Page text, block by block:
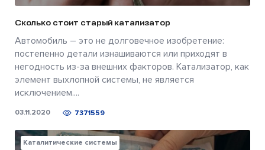
Сколько стоит старый катализатор
Автомобиль – это не долговечное изобретение:
постепенно детали изнашиваются или приходят в
негодность из-за внешних факторов. Катализатор, как
элемент выхлопной системы, не является
исключением....
03.11.2020 7371559
Каталитические системы